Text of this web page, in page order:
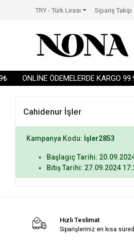
ONLİNE ÖDEMELERDE KARGO
TRY - Türk Lirası Sipariş Takip
Cahidenur İşler
Kampanya Kodu: İşler2853
Başlagıç Tarihi:
Bitiş Tarihi: 27.09.2024
Hızlı Teslimat
Siparişleriniz en kısa